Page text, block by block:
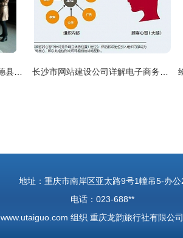
地址：重庆市南岸区亚太路9号1幢吊5-办公
电话：023-688**
www.utaiguo.com 组织 重庆龙韵旅行社有限公司